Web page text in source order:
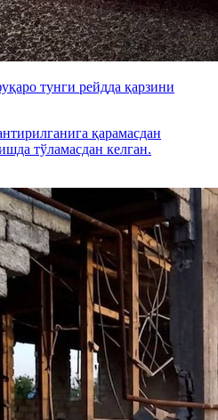
тунги рейдда қарзини
қарамасдан
тўламасдан келган.